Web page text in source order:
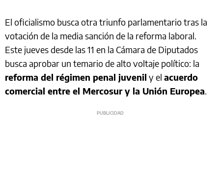
El oficialismo busca otra triunfo parlamentario tras la
votación de la media sanción de la reforma laboral.
Este jueves desde las 11 en la Cámara de Diputados
busca aprobar un temario de alto voltaje político: la
reforma del régimen penal juvenil y el acuerdo
comercial entre el Mercosur y la Unión Europea.